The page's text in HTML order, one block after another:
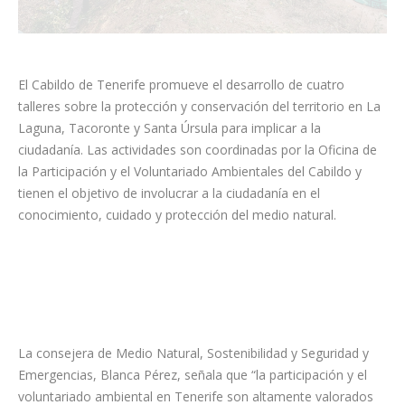
El Cabildo de Tenerife promueve el desarrollo de cuatro
talleres sobre la protección y conservación del territorio en La
Laguna, Tacoronte y Santa Úrsula para implicar a la
ciudadanía. Las actividades son coordinadas por la Oficina de
la Participación y el Voluntariado Ambientales del Cabildo y
tienen el objetivo de involucrar a la ciudadanía en el
conocimiento, cuidado y protección del medio natural.
La consejera de Medio Natural, Sostenibilidad y Seguridad y
Emergencias, Blanca Pérez, señala que “la participación y el
voluntariado ambiental en Tenerife son altamente valorados